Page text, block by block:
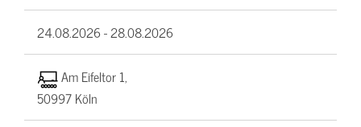
24.08.2026 -28.08.2026
Am Eifeltor 1,
50997 Köln